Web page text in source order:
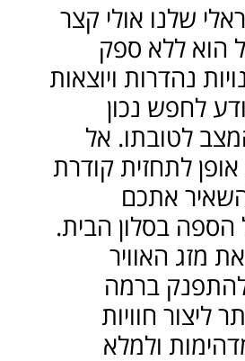
שלנו אולי קצר
הוא ללא ספק
נהדרות ויוצאות
לחפש נכון
לטובתו. אל
לתחזית קודרת
אתכם
הספה בסלון הבית.
מזג האוויר
ברמה
ליצור חוויות
ולמלא